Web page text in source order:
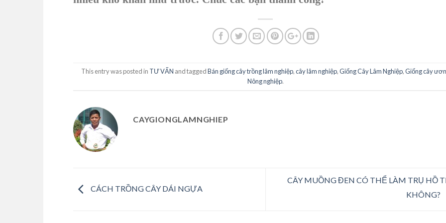
This entry was posted in TƯ VẤN and taggedBán giống cây trồng lâm nghiệp,cây lâm nghiệp,Giống Cây Lâm Nghiệp,Giống cây
Nông nghiệp.
CAYGIONGLAMNGHIEP
CÁCH TRỒNG CÂY DÁI NGỰA
CÂY MUỒNG ĐEN CÓ THỂ LÀM TRỤ HỒ
KHÔNG?